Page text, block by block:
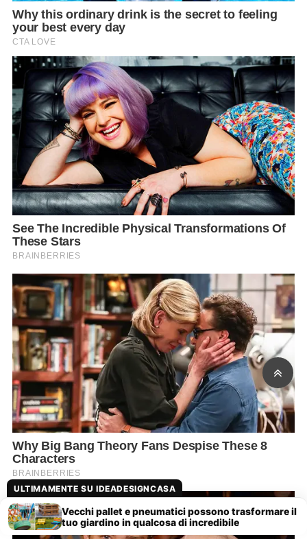
ULTIMAMENTE SU IDEADESIGNCASA
Vecchi pallet e pneumatici possono trasformare il
tuo giardino in qualcosa di incredibile